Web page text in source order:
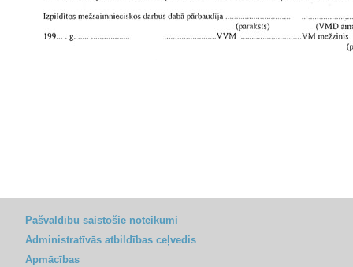
Pašvaldību saistošie noteikumi
Administratīvās atbildības ceļvedis
Apmācības